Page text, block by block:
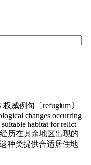
威例句〔refugium〕
changes occurring
suitable habitat for relict
历在其余地区出现的
种类提供合适居住地